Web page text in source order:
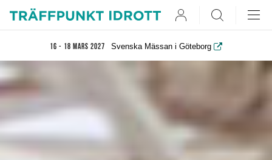
16 - 18 mars 2027 Svenska Mässan i Göteborg
User Search